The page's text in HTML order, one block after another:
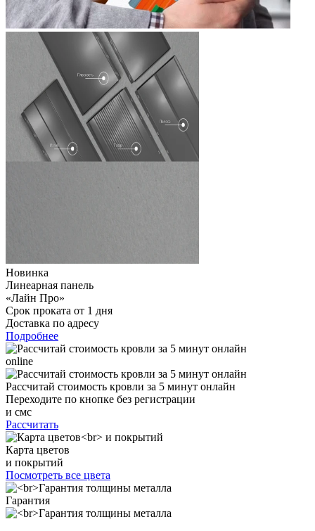
Новинка
Линеарная панель
«Лайн Про»
Срок проката от 1 дня
Доставка по адресу
Подробнее
online
Рассчитай стоимость кровли за 5 минут онлайн
Переходите по кнопке без регистрации
и смс
Рассчитать
Карта цветов
и покрытий
Посмотреть все цвета
Гарантия